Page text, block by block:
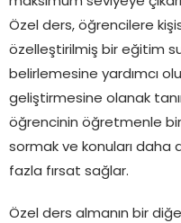
Özel ders, öğrencilere
özelleştirilmiş bir eğitim
belirlemesine yardımcı
geliştirmesine olanak
öğrencinin öğretmenle
sormak ve konuları daha
fazla fırsat sağlar.
Özel ders almanın bir